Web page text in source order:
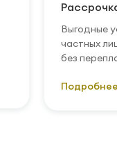
Выгодные
частных
без